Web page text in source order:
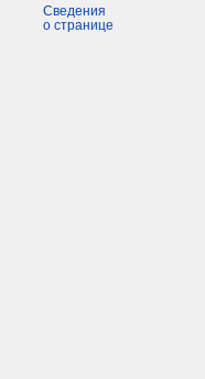
Сведения
о странице